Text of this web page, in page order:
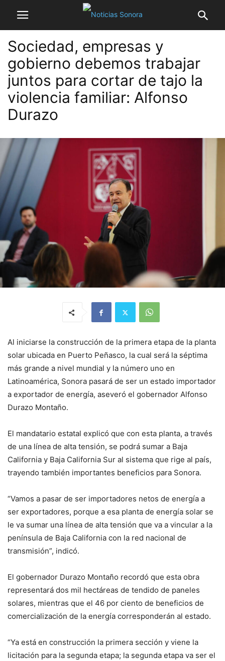
Sociedad, empresas y
gobierno debemos trabajar
juntos para cortar de tajo la
violencia familiar: Alfonso
Durazo
Al iniciarse la construcción de la primera etapa de la planta
solar ubicada en Puerto Peñasco, la cual será la séptima
más grande a nivel mundial y la número uno en
Latinoamérica, Sonora pasará de ser un estado importador
a exportador de energía, aseveró el gobernador Alfonso
Durazo Montaño.
El mandatario estatal explicó que con esta planta, a través
de una línea de alta tensión, se podrá sumar a Baja
California y Baja California Sur al sistema que rige al país,
trayendo también importantes beneficios para Sonora.
“Vamos a pasar de ser importadores netos de energía a
ser exportadores, porque a esa planta de energía solar se
le va sumar una línea de alta tensión que va a vincular a la
península de Baja California con la red nacional de
transmisión”, indicó.
El gobernador Durazo Montaño recordó que esta obra
representará dos mil hectáreas de tendido de paneles
solares, mientras que el 46 por ciento de beneficios de
comercialización de la energía corresponderán al estado.
“Ya está en construcción la primera sección y viene la
licitación para la segunda etapa; la segunda etapa va ser el